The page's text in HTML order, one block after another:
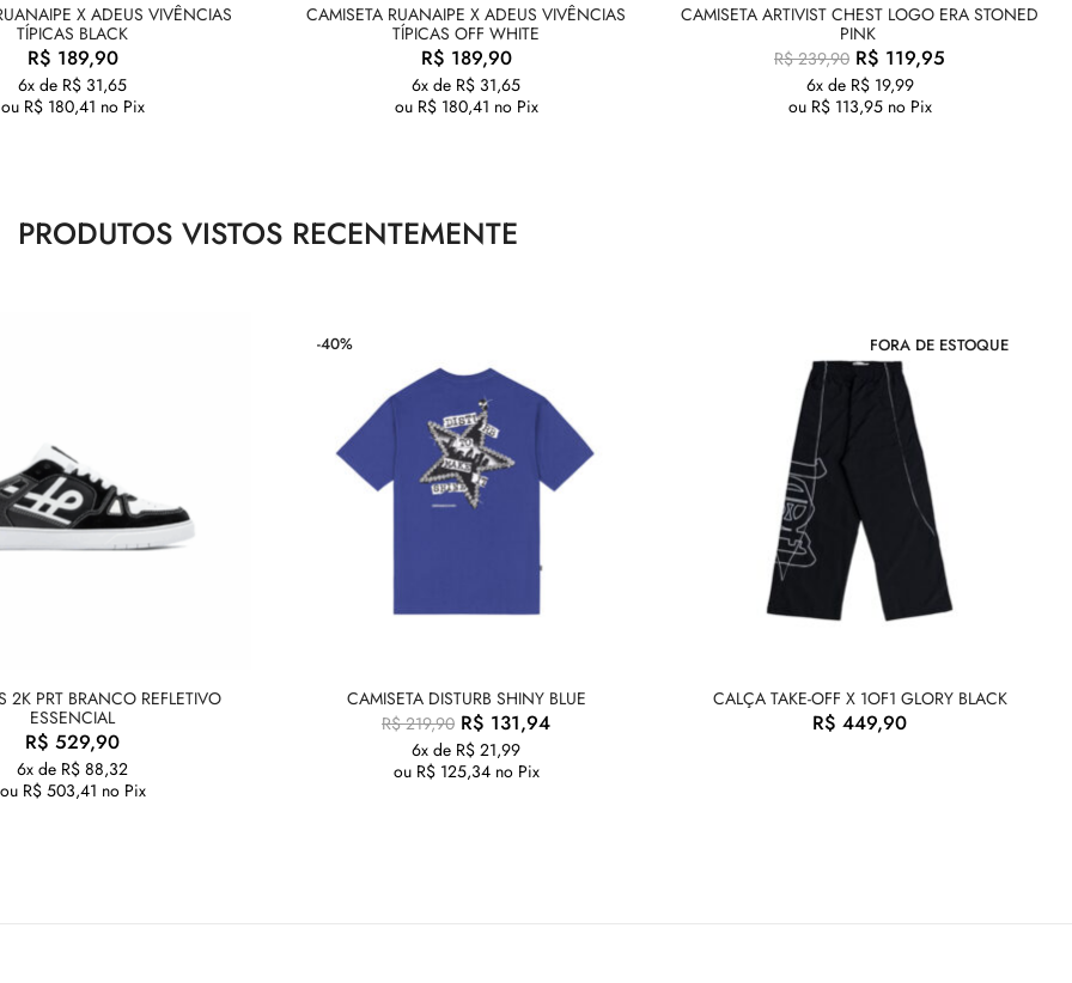
X ADEUS VIVÊNCIAS
TÍPICAS BLACK
R$ 189,90
6x de R$ 31,65
ou R$180,41 no Pix
CAMISETA RUANAIPE X ADEUS VIVÊNCIAS
TÍPICAS OFF WHITE
R$ 189,90
6x de R$ 31,65
ou R$180,41 no Pix
CAMISETA ARTIVIST CHEST LOGO ERA STONED
PINK
R$239,90 R$ 119,95
6x de R$19,99
ou R$113,95 no Pix
PRODUTOS VISTOS RECENTEMENTE
2K PRT BRANCO REFLETIVO
ESSENCIAL
R$ 529,90
6x de R$ 88,32
ou R$503,41 no Pix
-40%
CAMISETA DISTURB SHINY BLUE
R$219,90 R$ 131,94
6x de R$ 21,99
ou R$125,34 no Pix
FORA DE ESTOQUE
CALÇA TAKE-OFF X 1OF1 GLORY BLACK
R$ 449,90